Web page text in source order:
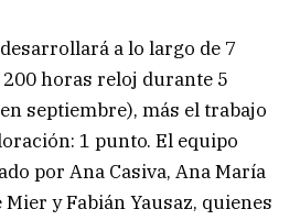
a lo largo de 7
horas reloj durante 5
septiembre), más el trabajo
1 punto. El equipo
por Ana Casiva, Ana María
Mier y Fabián Yausaz, quienes